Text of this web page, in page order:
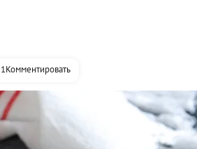
1Комментировать